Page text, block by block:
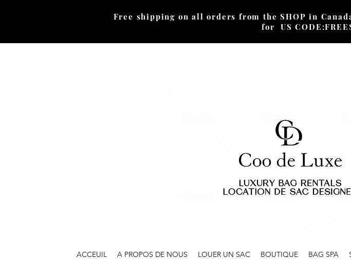
Free shipping on all orders from the SHOP in
for US
ACCEUIL A PROPOS DE NOUS LOUER UN SAC BOUTIQUE BAG SPA